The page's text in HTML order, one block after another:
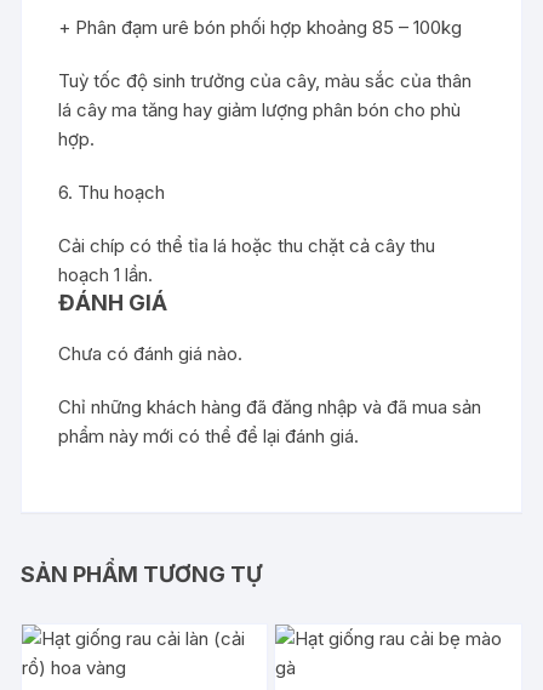
+ Phân đạm urê bón phối hợp khoảng 85 – 100kg
Tuỳ tốc độ sinh trưởng của cây, màu sắc của thân
lá cây ma tăng hay giảm lượng phân bón cho phù
hợp.
6. Thu hoạch
Cải chíp có thể tỉa lá hoặc thu chặt cả cây thu
hoạch 1 lần.
ĐÁNH GIÁ
Chưa có đánh giá nào.
Chỉ những khách hàng đã đăng nhập và đã mua sản
phẩm này mới có thể để lại đánh giá.
SẢN PHẨM TƯƠNG TỰ